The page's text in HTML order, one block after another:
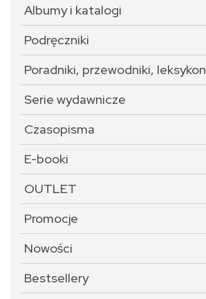
Albumy i katalogi
Podręczniki
Poradniki, przewodniki,
Serie wydawnicze
Czasopisma
E-booki
OUTLET
Promocje
Nowości
Bestsellery